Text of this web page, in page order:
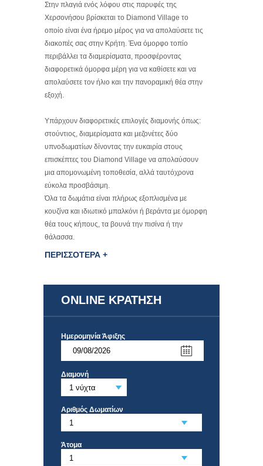
Στην πλαγιά ενός λόφου στις παρυφές της
Χερσονήσου βρίσκεται το Diamond Village το
οποίο είναι ένα ήρεμο μέρος για να απολαύσετε τις
διακοπές σας στην Κρήτη. Ένα όμορφο τοπίο
περιβάλλει τα διαμερίσματα, προσφέροντας
διαφορετικά όμορφα μέρη για να καθίσετε και να
απολαύσετε τον ήλιο και την πανοραμική θέα στην
εξοχή.
Υπάρχουν διαφορετικές επιλογές διαμονής όπως:
στούντιος, διαμερίσματα και μεζονέτες δύο
υπνοδωματίων δίνοντας την ευκαιρία στους
επισκέπτες του Diamond Village να απολαύσουν
μια απομονωμένη τοποθεσία, αλλά ταυτόχρονα
εύκολα προσβάσιμη.
Όλα τα δωμάτια είναι πλήρως εξοπλισμένα με
κουζίνα και ιδιωτικό μπαλκόνι ή βεράντα με όμορφη
θέα τους κήπους, τα βουνά την πισίνα ή την
θάλασσα.
ΠΕΡΙΣΣΟΤΕΡΑ +
ONLINE ΚΡΑΤΗΣΗ
Ημερομηνία Άφιξης
Διαμονή
Αριθμός Δωματίων
Άτομα